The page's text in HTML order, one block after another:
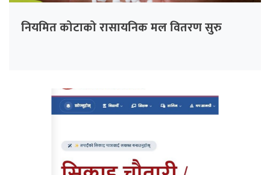
नियमित कोटाको रासायनिक मल वितरण सुरु